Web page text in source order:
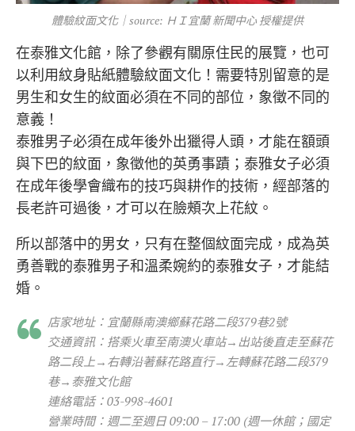
體驗紋面文化｜source: ＨＩ宜蘭 新聞中心 授權提供
在泰雅文化館，除了參觀有關原住民的展覽，也可
以利用紋身貼紙體驗紋面文化！需要特別留意的是
男生和女生的紋面必須在不同的部位，象徵不同的
意義！
泰雅男子必須在成年後外出獵得人頭，才能在額頭
與下巴的紋面，象徵他的英勇事蹟；泰雅女子必須
在成年後學會織布的技巧與耕作的技術，經部落的
長老許可過後，才可以在臉頰次上花紋。
所以部落中的男女，只有在整個紋面完成，成為英
勇善戰的泰雅男子和溫柔婉約的泰雅女子，才能結
婚。
店家地址：宜蘭縣南澳鄉蘇花路二段379巷2號
交通資訊：搭乘火車至南澳火車站→出站後直走至蘇花
路二段上→右轉沿著蘇花路直行→左轉蘇花路二段379
巷→泰雅文化館
連絡電話：03-998-4601
營業時間：週二至週日 09:00 – 17:00 (週一休館；國定